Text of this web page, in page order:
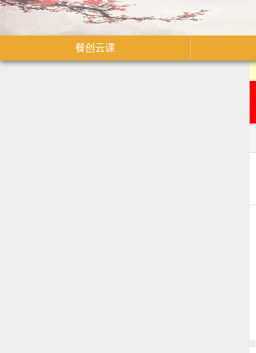
餐创云课